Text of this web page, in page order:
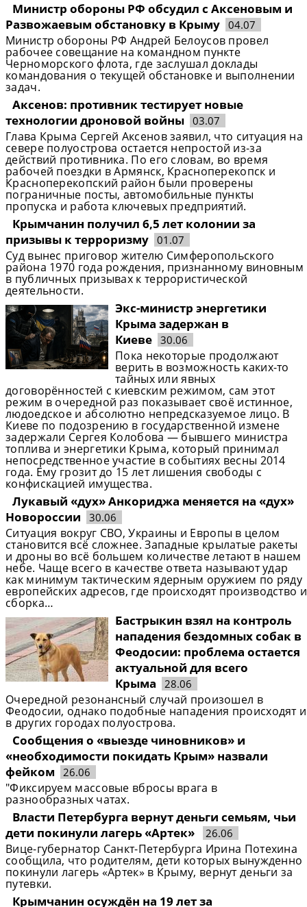
Министр обороны РФ обсудил с Аксеновым и
Развожаевым обстановку в Крыму 04.07
Министр обороны РФ Андрей Белоусов провел
рабочее совещание на командном пункте
Черноморского флота, где заслушал доклады
командования о текущей обстановке и выполнении
задач.
Аксенов: противник тестирует новые
технологии дроновой войны 03.07
Глава Крыма Сергей Аксенов заявил, что ситуация на
севере полуострова остается непростой из-за
действий противника. По его словам, во время
рабочей поездки в Армянск, Красноперекопск и
Красноперекопский район были проверены
пограничные посты, автомобильные пункты
пропуска и работа ключевых предприятий.
Крымчанин получил 6,5 лет колонии за
призывы к терроризму 01.07
Суд вынес приговор жителю Симферопольского
района 1970 года рождения, признанному виновным
в публичных призывах к террористической
деятельности.
Экс-министр энергетики
Крыма задержан в
Киеве 30.06
Пока некоторые продолжают
верить в возможность каких-то
тайных или явных
договорённостей с киевским режимом, сам этот
режим в очередной раз показывает своё истинное,
людоедское и абсолютно непредсказуемое лицо. В
Киеве по подозрению в государственной измене
задержали Сергея Колобова — бывшего министра
топлива и энергетики Крыма, который принимал
непосредственное участие в событиях весны 2014
года. Ему грозит до 15 лет лишения свободы с
конфискацией имущества.
Лукавый «дух» Анкориджа меняется на «дух»
Новороссии
30.06
Ситуация вокруг СВО, Украины и Европы в целом
становится всё сложнее. Западные крылатые ракеты
и дроны во всё большем количестве летают в нашем
небе. Чаще всего в качестве ответа называют удар
как минимум тактическим ядерным оружием по ряду
европейских адресов, где происходят производство и
сборка…
Бастрыкин взял на контроль
нападения бездомных собак в
Феодосии: проблема остается
актуальной для всего
Крыма
28.06
Очередной резонансный случай произошел в
Феодосии, однако подобные нападения происходят и
в других городах полуострова.
Сообщения о «выезде чиновников» и
«необходимости покидать Крым» назвали
фейком
26.06
"Фиксируем массовые вбросы врага в
разнообразных чатах.
Власти Петербурга вернут деньги семьям, чьи
дети покинули лагерь «Артек»
26.06
Вице-губернатор Санкт-Петербурга Ирина Потехина
сообщила, что родителям, дети которых вынужденно
покинули лагерь «Артек» в Крыму, вернут деньги за
путевки.
Крымчанин осуждён на 19 лет за